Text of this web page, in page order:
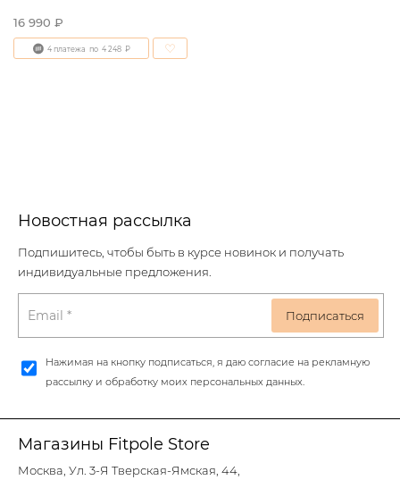
16 990 ₽
4 платежа по 4 248 ₽
Магазины Fitpole Store
Москва, Ул. 3-Я Тверская-Ямская, 44,
Новостная рассылка
Подпишитесь, чтобы быть в курсе новинок и получать
индивидуальные предложения.
Нажимая на кнопку подписаться, я даю согласие на рекламную
рассылку и обработку моих персональных данных.